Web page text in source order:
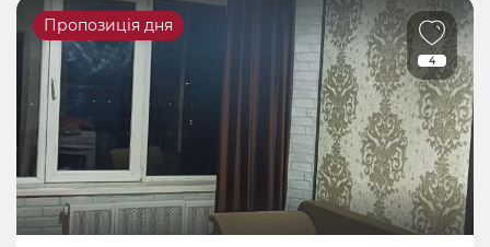
4
Пропозиція дня